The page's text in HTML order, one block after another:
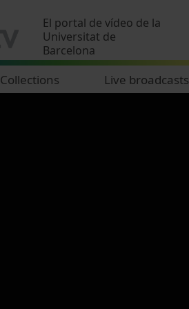
El portal de vídeo de la
Universitat de
Barcelona
Collections Live broadcasts